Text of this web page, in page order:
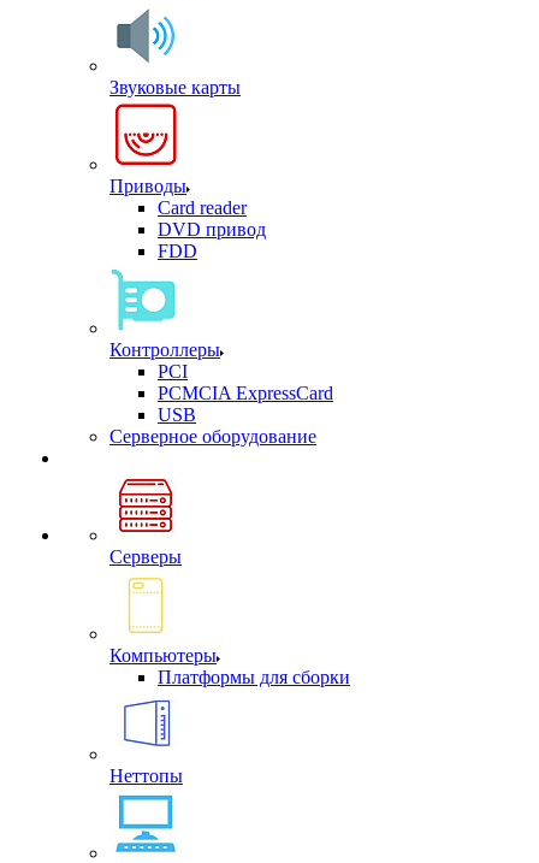
Звуковые карты
Приводы
Card reader
DVD привод
FDD
Контроллеры
PCI
PCMCIA ExpressCard
USB
Cерверное оборудование
Серверы
Компьютеры
Платформы для сборки
Неттопы